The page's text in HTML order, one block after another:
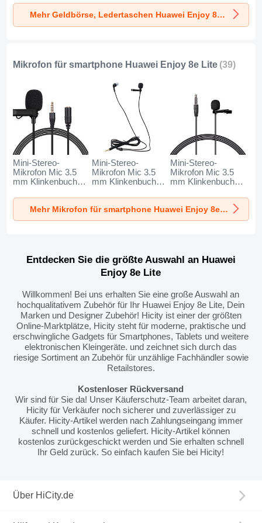
Huawei Enjoy 8e
Lite Schwarz
Huawei Enjoy 8e
Lite Schwarz
Huawei Enjoy 8e
Lite Braun
Mehr Geldbörse, Ledertaschen Huawei Enjoy 8e Lite
Mikrofon für smartphone Huawei Enjoy 8e Lite (39)
Mini-Stereo-
Mikrofon Mic 3.5
mm Klinkenbuchse
Enjoy 8e Lite
Schwarz
Mini-Stereo-
Mikrofon Mic 3.5
mm Klinkenbuchse
Enjoy 8e Lite
Schwarz
Mini-Stereo-
Mikrofon Mic 3.5
mm Klinkenbuchse
Enjoy 8e Lite
Schwarz
Mehr Mikrofon für smartphone Huawei Enjoy 8e Lite
Entdecken Sie die größte Auswahl an Huawei
Enjoy 8e Lite
Willkommen! Bei uns erhalten Sie eine große Auswahl an
hochqualitativem Zubehör für Ihr Huawei Enjoy 8e Lite, Dein
Marken und Designer Zubehör! Hicity ist einer der größten
Online-Marktplätze, Hicity steht für moderne, praktische und
erschwingliche Gadgets für Smartphones, Tablets und weitere
elektronischen Kleingeräte. und zeichnet sich durch das
riesige Sortiment an Zubehör für unzählige Fachhändler sowie
Retailstores.
Kostenloser Rückversand
Wir sind für Sie da! Unser Käuferschutz-Team arbeitet daran,
Hicity für Verkäufer noch sicherer und zuverlässiger zu
Käufer. Hicity-Artikel werden nach Zahlungseingang immer
schnell und kostenlos geliefert. Hicity-Artikel können
kostenlos zurückgeschickt werden und Sie erhalten schnell
Ihr Geld zurück. So einfach kaufen Sie bei Hicity!
Über HiCity.de